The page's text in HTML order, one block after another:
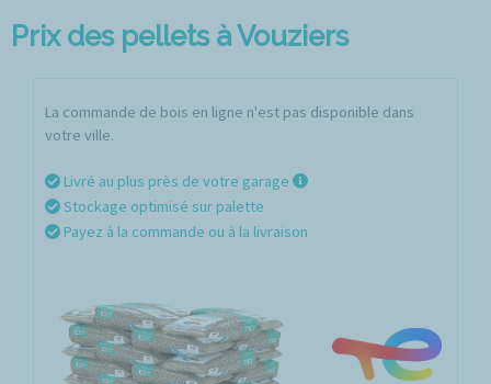
Prix des pellets à Vouziers
La commande de bois en ligne n'est pas disponible dans
votre ville.
Livré au plus près de votre garage
Stockage optimisé sur palette
Payez à la commande ou à la livraison